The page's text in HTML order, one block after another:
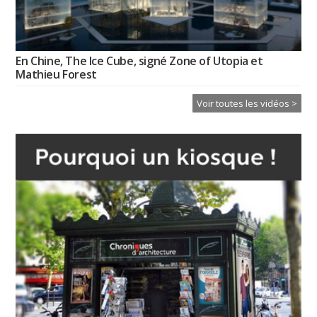
En Chine, The Ice Cube, signé Zone of Utopia et
Mathieu Forest
Voir toutes les vidéos >